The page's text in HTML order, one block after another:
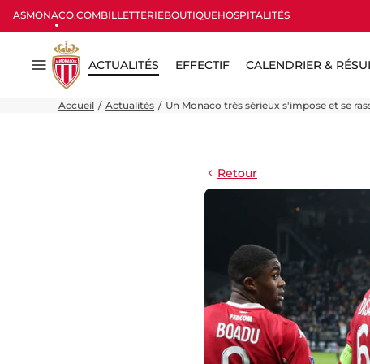
ASMONACO.COMBILLETTERIEBOUTIQUEHOSPITALITÉS
Menu
ACTUALITÉS EFFECTIF CALENDRIER &
Accueil Actualités Un Monaco très sérieux s'impose et se
Retour